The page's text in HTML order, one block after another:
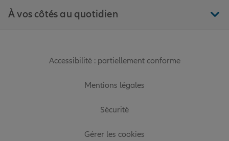
À vos côtés au quotidien
Accessibilité : partiellement conforme
Mentions légales
Sécurité
Gérer les cookies